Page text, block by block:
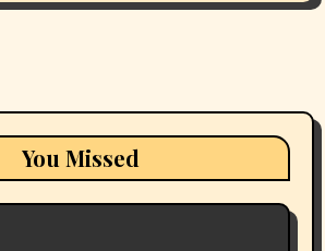
You Missed